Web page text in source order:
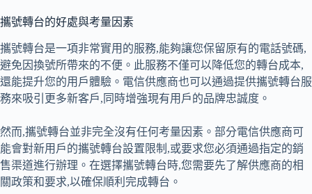
攜號轉台的好處與考量因素
攜號轉台是一項非常實用的服務,能夠讓您保留原有的電話號碼,
避免因換號所帶來的不便。此服務不僅可以降低您的轉台成本,
還能提升您的用戶體驗。電信供應商也可以通過提供攜號轉台服
務來吸引更多新客戶,同時增強現有用戶的品牌忠誠度。
然而,攜號轉台並非完全沒有任何考量因素。部分電信供應商可
能會對新用戶的攜號轉台設置限制,或要求您必須通過指定的銷
售渠道進行辦理。在選擇攜號轉台時,您需要先了解供應商的相
關政策和要求,以確保順利完成轉台。